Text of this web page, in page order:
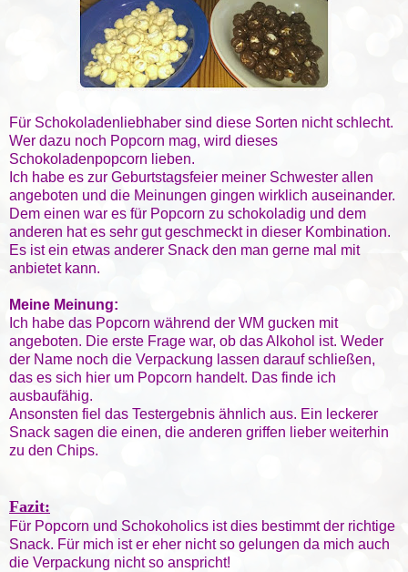
Für Schokoladenliebhaber sind diese Sorten nicht schlecht.
Wer dazu noch Popcorn mag, wird dieses
Schokoladenpopcorn lieben.
Ich habe es zur Geburtstagsfeier meiner Schwester allen
angeboten und die Meinungen gingen wirklich auseinander.
Dem einen war es für Popcorn zu schokoladig und dem
anderen hat es sehr gut geschmeckt in dieser Kombination.
Es ist ein etwas anderer Snack den man gerne mal mit
anbietet kann.
Meine Meinung:
Ich habe das Popcorn während der WM gucken mit
angeboten. Die erste Frage war, ob das Alkohol ist. Weder
der Name noch die Verpackung lassen darauf schließen,
das es sich hier um Popcorn handelt. Das finde ich
ausbaufähig.
Ansonsten fiel das Testergebnis ähnlich aus. Ein leckerer
Snack sagen die einen, die anderen griffen lieber weiterhin
zu den Chips.
Fazit:
Für Popcorn und Schokoholics ist dies bestimmt der richtige
Snack. Für mich ist er eher nicht so gelungen da mich auch
die Verpackung nicht so anspricht!